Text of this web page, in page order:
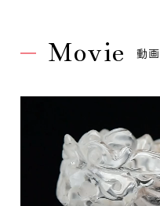
Movie 動画